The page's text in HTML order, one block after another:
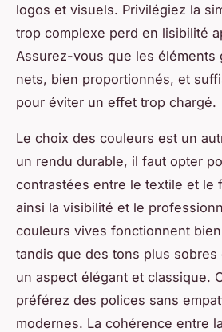
logos et visuels. Privilégiez la
trop complexe perd en lisibilité
Assurez-vous que les éléments
nets, bien proportionnés, et
pour éviter un effet trop chargé.
Le choix des couleurs est un
un rendu durable, il faut opter
contrastées entre le textile et le
ainsi la visibilité et le
couleurs vives fonctionnent
tandis que des tons plus
un aspect élégant et classique.
préférez des polices sans
modernes. La cohérence entre